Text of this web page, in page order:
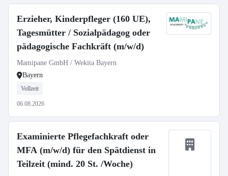
Erzieher, Kinderpfleger (160 UE),
Tagesmütter / Sozialpädagog oder
pädagogische Fachkräft (m/w/d)
Mamipane GmbH / Wekita Bayern
Bayern
Vollzeit
06.08.2026
Examinierte Pflegefachkraft oder
MFA (m/w/d) für den Spätdienst in
Teilzeit (mind. 20 St. /Woche)